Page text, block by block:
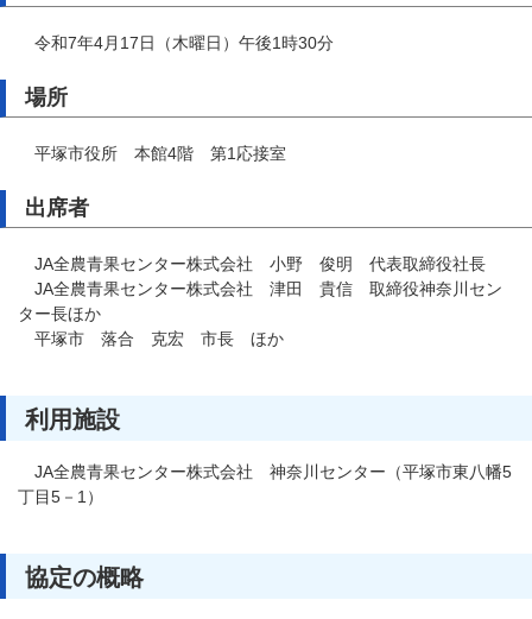
令和7年4月17日（木曜日）午後1時30分
場所
平塚市役所 本館4階 第1応接室
出席者
JA全農青果センター株式会社 小野 俊明 代表取締役社長
JA全農青果センター株式会社 津田 貴信 取締役神奈川セン
ター長ほか
平塚市 落合 克宏 市長 ほか
利用施設
JA全農青果センター株式会社 神奈川センター（平塚市東八幡5
丁目5－1）
協定の概略